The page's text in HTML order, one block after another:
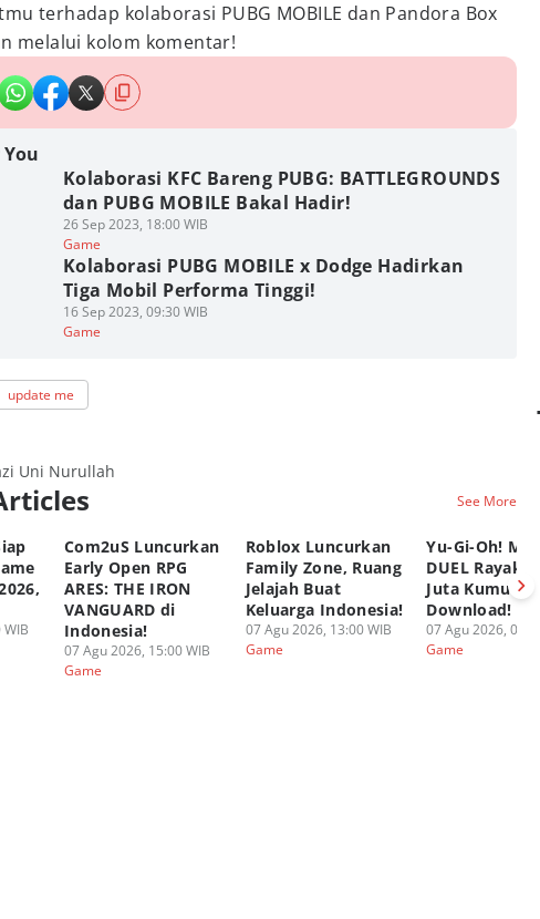
terhadap kolaborasi PUBG MOBILE dan Pandora Box
melalui kolom komentar!
Kolaborasi KFC Bareng PUBG: BATTLEGROUNDS
dan PUBG MOBILE Bakal Hadir!
26 Sep 2023, 18:00 WIB
Game
Kolaborasi PUBG MOBILE x Dodge Hadirkan
Tiga Mobil Performa Tinggi!
16 Sep 2023, 09:30 WIB
Game
update me
Uni Nurullah
See More
Com2uS Luncurkan
Early Open RPG
ARES: THE IRON
VANGUARD di
Indonesia!
07 Agu 2026, 15:00 WIB
Game
Roblox Luncurkan
Family Zone, Ruang
Jelajah Buat
Keluarga Indonesia!
07 Agu 2026, 13:00 WIB
Game
Yu-Gi-Oh!
DUEL Rayakan
Juta Kumulatif
Download!
07 Agu 2026, 08:00
Game